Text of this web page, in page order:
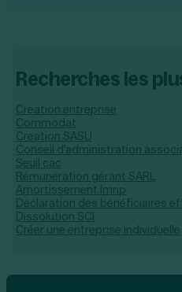
Recherches les
Creation entreprise
Commodat
Creation SASU
Conseil d'administration
Seuil cac
Rémunération gérant SARL
Amortissement lmnp
Déclaration des bénéficiaires
Dissolution SCI
Créer une entreprise individuelle